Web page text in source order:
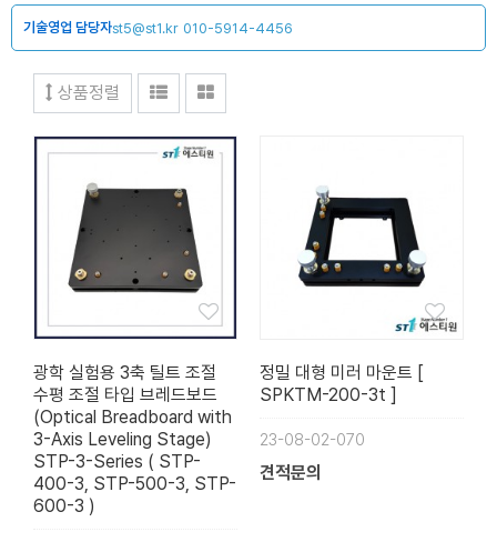
기술영업 담당자st5@st1.kr 010-5914-4456
상품정렬
광학 실험용 3축 틸트 조절
수평 조절 타입 브레드보드
(Optical Breadboard with
3-Axis Leveling Stage)
STP-3-Series ( STP-
400-3, STP-500-3, STP-
600-3 )
정밀 대형 미러 마운트 [
SPKTM-200-3t ]
23-08-02-070
견적문의